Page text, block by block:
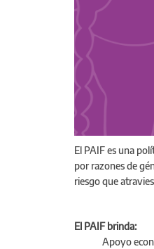
El PAIF es una
por razones de
riesgo que
El PAIF brinda:
Apoyo